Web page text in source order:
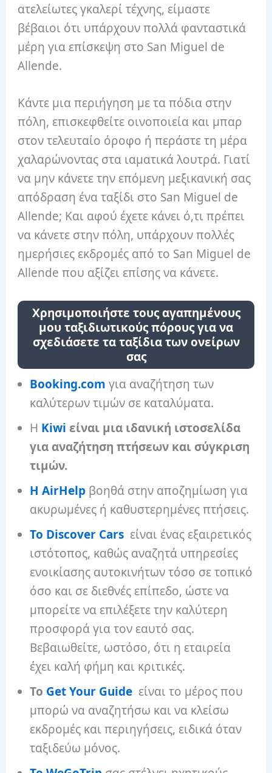
ατελείωτες γκαλερί τέχνης, είμαστε
βέβαιοι ότι υπάρχουν πολλά φανταστικά
μέρη για επίσκεψη στο San Miguel de
Allende.
Κάντε μια περιήγηση με τα πόδια στην
πόλη, επισκεφθείτε οινοποιεία και μπαρ
στον τελευταίο όροφο ή περάστε τη μέρα
χαλαρώνοντας στα ιαματικά λουτρά. Γιατί
να μην κάνετε την επόμενη μεξικανική σας
απόδραση ένα ταξίδι στο San Miguel de
Allende; Και αφού έχετε κάνει ό,τι πρέπει
να κάνετε στην πόλη, υπάρχουν πολλές
ημερήσιες εκδρομές από το San Miguel de
Allende που αξίζει επίσης να κάνετε.
Χρησιμοποιήστε τους αγαπημένους
μου ταξιδιωτικούς πόρους για να
σχεδιάσετε τα ταξίδια των ονείρων
σας
Booking.com για αναζήτηση των
καλύτερων τιμών σε καταλύματα.
Η Kiwi είναι μια ιδανική ιστοσελίδα
για αναζήτηση πτήσεων και σύγκριση
τιμών.
Η AirHelp βοηθά στην αποζημίωση για
ακυρωμένες ή καθυστερημένες πτήσεις.
Το Discover Cars είναι ένας εξαιρετικός
ιστότοπος, καθώς αναζητά υπηρεσίες
ενοικίασης αυτοκινήτων τόσο σε τοπικό
όσο και σε διεθνές επίπεδο, ώστε να
μπορείτε να επιλέξετε την καλύτερη
προσφορά για τον εαυτό σας.
Βεβαιωθείτε, ωστόσο, ότι η εταιρεία
έχει καλή φήμη και κριτικές.
Το Get Your Guide είναι το μέρος που
μπορώ να αναζητήσω και να κλείσω
εκδρομές και περιηγήσεις, ειδικά όταν
ταξιδεύω μόνος.